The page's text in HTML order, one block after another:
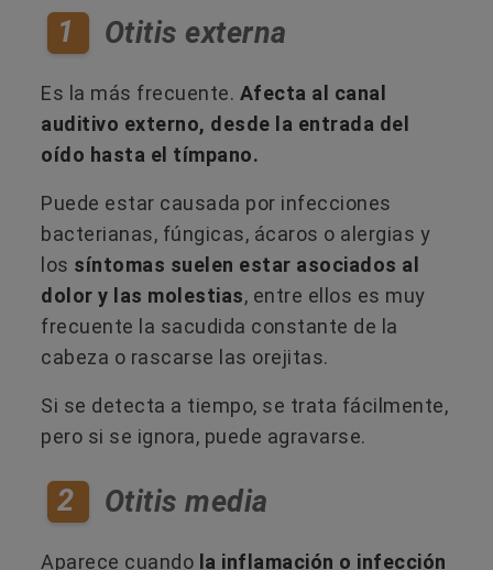
1 Otitis externa
Es la más frecuente. Afecta al canal
auditivo externo, desde la entrada del
oído hasta el tímpano.
Puede estar causada por infecciones
bacterianas, fúngicas, ácaros o alergias y
los síntomas suelen estar asociados al
dolor y las molestias, entre ellos es muy
frecuente la sacudida constante de la
cabeza o rascarse las orejitas.
Si se detecta a tiempo, se trata fácilmente,
pero si se ignora, puede agravarse.
2 Otitis media
Aparece cuando la inflamación o infección